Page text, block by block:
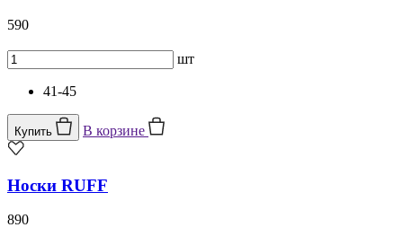
590
шт
41-45
Купить В корзине
Носки RUFF
890